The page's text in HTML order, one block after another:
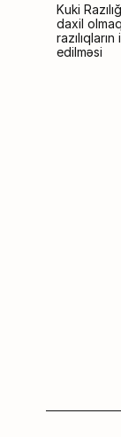
Kuki
daxil
edilməsi